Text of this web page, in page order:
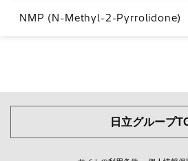
NMP (N-Methyl-2-Pyrrolidone)
日立グループ